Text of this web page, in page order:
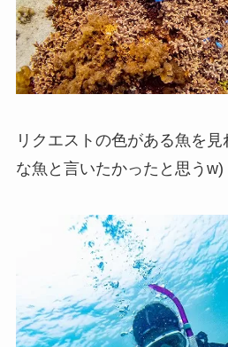
リクエストの色がある魚を
な魚と言いたかったと思うw)